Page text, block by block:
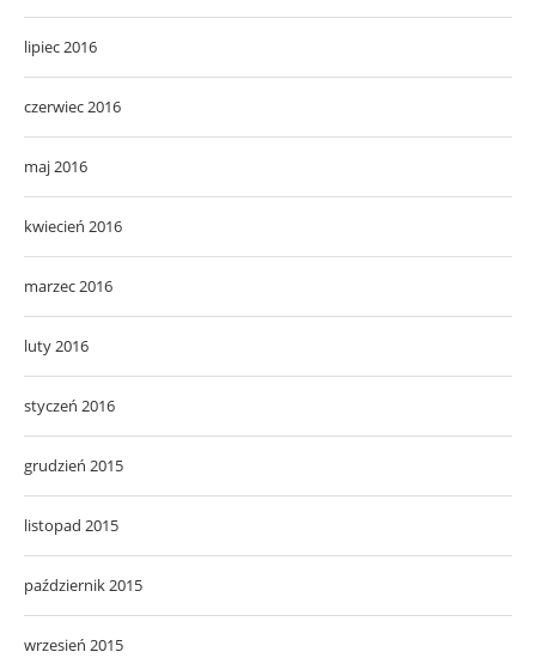
lipiec 2016
czerwiec 2016
maj 2016
kwiecień 2016
marzec 2016
luty 2016
styczeń 2016
grudzień 2015
listopad 2015
październik 2015
wrzesień 2015